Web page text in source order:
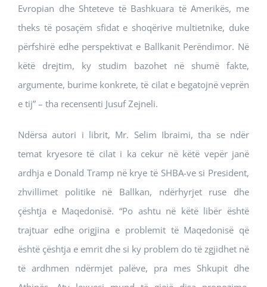
Evropian dhe Shteteve të Bashkuara të Amerikës, me
theks të posaçëm sfidat e shoqërive multietnike, duke
përfshirë edhe perspektivat e Ballkanit Perëndimor. Në
këtë drejtim, ky studim bazohet në shumë fakte,
argumente, burime konkrete, të cilat e begatojnë veprën
e tij” – tha recensenti Jusuf Zejneli.
Ndërsa autori i librit, Mr. Selim Ibraimi, tha se ndër
temat kryesore të cilat i ka cekur në këtë vepër janë
ardhja e Donald Tramp në krye të SHBA-ve si President,
zhvillimet politike në Ballkan, ndërhyrjet ruse dhe
çështja e Maqedonisë. “Po ashtu në këtë libër është
trajtuar edhe origjina e problemit të Maqedonisë që
është çështja e emrit dhe si ky problem do të zgjidhet në
të ardhmen ndërmjet palëve, pra mes Shkupit dhe